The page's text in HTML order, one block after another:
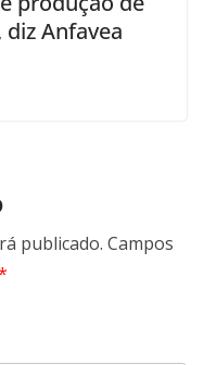
Anfavea
publicado. Campos